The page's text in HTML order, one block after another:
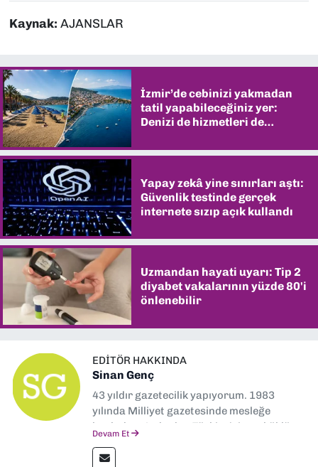
Kaynak: AJANSLAR
İzmir’de cebinizi yakmadan
tatil yapabileceğiniz yer:
Denizi de hizmetleri de
Yapay zekâ yine sınırları aştı:
Güvenlik testinde gerçek
internete sızıp açık kullandı
Uzmandan hayati uyarı: Tip 2
diyabet vakalarının yüzde 80'i
önlenebilir
EDITÖR HAKKINDA
Sinan Genç
43 yıldır gazetecilik yapıyorum. 1983
yılında Milliyet gazetesinde mesleğe
başladım. Ardından Türkiye’nin en köklü
muhabir, editör, müdür yardımcısı ve spor
Devam Et